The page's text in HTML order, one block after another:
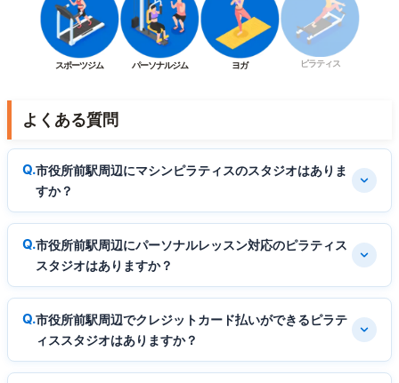
スポーツジム パーソナルジム ヨガ ピラティス
よくある質問
市役所前駅周辺にマシンピラティスのスタジオはありま
すか？
市役所前駅周辺にパーソナルレッスン対応のピラティス
スタジオはありますか？
市役所前駅周辺でクレジットカード払いができるピラテ
ィススタジオはありますか？